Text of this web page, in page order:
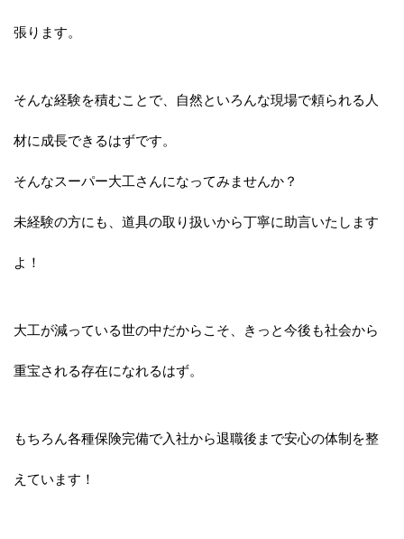
張ります。
そんな経験を積むことで、自然といろんな現場で頼られる人
材に成長できるはずです。
そんなスーパー大工さんになってみませんか？
未経験の方にも、道具の取り扱いから丁寧に助言いたします
よ！
大工が減っている世の中だからこそ、きっと今後も社会から
重宝される存在になれるはず。
もちろん各種保険完備で入社から退職後まで安心の体制を整
えています！